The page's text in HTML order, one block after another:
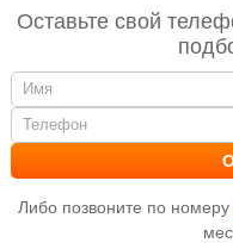
Оставьте свой
Либо позвоните по номеру